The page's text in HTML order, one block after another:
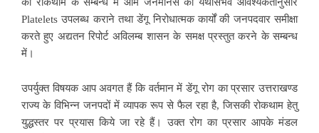
Platelets उपलब्ध कराने तथा डेंगू निरोधात्मक कार्यों की जनपदवार समीक्षा
करते हुए अद्यतन रिपोर्ट अविलम्ब शासन के समक्ष प्रस्तुत करने के सम्बन्ध
में।
उपर्युक्त विषयक आप अवगत हैं कि वर्तमान में डेंगू रोग का प्रसार उत्तराखण्ड
राज्य के विभिन्न जनपदों में व्यापक रूप से फैल रहा है, जिसकी रोकथाम हेतु
युद्धस्तर पर प्रयास किये जा रहे हैं। उक्त रोग का प्रसार आपके मंडल